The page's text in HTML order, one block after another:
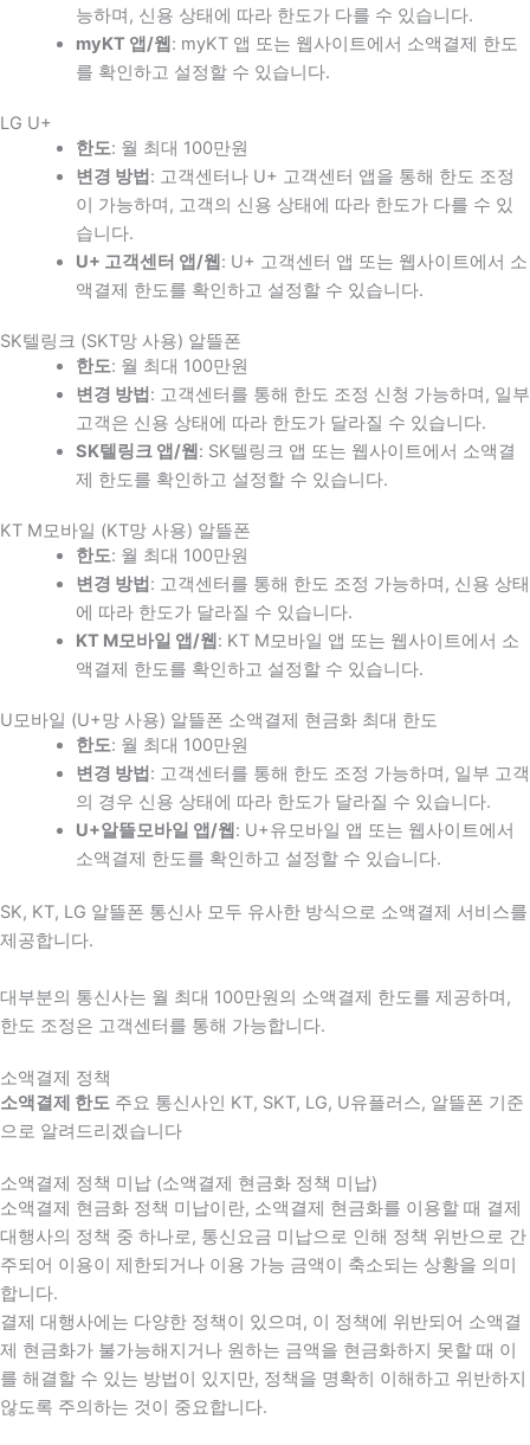
능하며, 신용 상태에 따라 한도가 다를 수 있습니다.
myKT 앱/웹 : myKT 앱 또는 웹사이트에서 소액결제 한도
를 확인하고 설정할 수 있습니다.
LG U+
한도: 월 최대 100만원
변경 방법 : 고객센터나 U+ 고객센터 앱을 통해 한도 조정
이 가능하며, 고객의 신용 상태에 따라 한도가 다를 수 있
습니다.
U+ 고객센터 앱/웹 : U+ 고객센터 앱 또는 웹사이트에서 소
액결제 한도를 확인하고 설정할 수 있습니다.
SK텔링크 (SKT망 사용) 알뜰폰
한도: 월 최대 100만원
변경 방법 : 고객센터를 통해 한도 조정 신청 가능하며, 일부
고객은 신용 상태에 따라 한도가 달라질 수 있습니다.
SK텔링크 앱/웹 : SK텔링크 앱 또는 웹사이트에서 소액결
제 한도를 확인하고 설정할 수 있습니다.
KT M모바일 (KT망 사용) 알뜰폰
한도: 월 최대 100만원
변경 방법 : 고객센터를 통해 한도 조정 가능하며, 신용 상태
에 따라 한도가 달라질 수 있습니다.
KT M모바일 앱/웹 : KT M모바일 앱 또는 웹사이트에서 소
액결제 한도를 확인하고 설정할 수 있습니다.
U모바일 (U+망 사용) 알뜰폰 소액결제 현금화 최대 한도
한도: 월 최대 100만원
변경 방법 : 고객센터를 통해 한도 조정 가능하며, 일부 고객
의 경우 신용 상태에 따라 한도가 달라질 수 있습니다.
U+알뜰모바일 앱/웹 : U+유모바일 앱 또는 웹사이트에서
소액결제 한도를 확인하고 설정할 수 있습니다.
SK, KT, LG 알뜰폰 통신사 모두 유사한 방식으로 소액결제 서비스를
제공합니다.
대부분의 통신사는 월 최대 100만원의 소액결제 한도를 제공하며,
한도 조정은 고객센터를 통해 가능합니다.
소액결제 정책
소액결제 한도 주요 통신사인 KT, SKT, LG, U유플러스, 알뜰폰 기준
으로 알려드리겠습니다
소액결제 정책 미납 (소액결제 현금화 정책 미납)
소액결제 현금화 정책 미납이란, 소액결제 현금화를 이용할 때 결제
대행사의 정책 중 하나로, 통신요금 미납으로 인해 정책 위반으로 간
주되어 이용이 제한되거나 이용 가능 금액이 축소되는 상황을 의미
합니다.
결제 대행사에는 다양한 정책이 있으며, 이 정책에 위반되어 소액결
제 현금화가 불가능해지거나 원하는 금액을 현금화하지 못할 때 이
를 해결할 수 있는 방법이 있지만, 정책을 명확히 이해하고 위반하지
않도록 주의하는 것이 중요합니다.